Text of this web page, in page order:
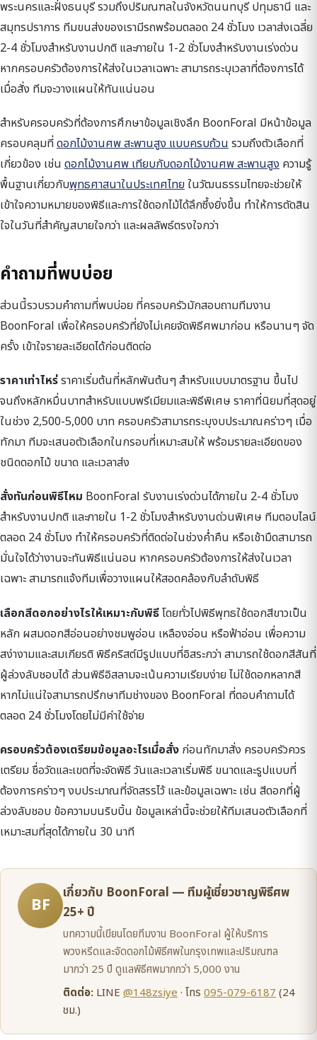
พระนครและฝั่งธนบุรี รวมถึงปริมณฑลในจังหวัดนนทบุรี ปทุมธานี และ
สมุทรปราการ ทีมขนส่งของเรามีรถพร้อมตลอด 24 ชั่วโมง เวลาส่งเฉลี่ย
2-4 ชั่วโมงสำหรับงานปกติ และภายใน 1-2 ชั่วโมงสำหรับงานเร่งด่วน
หากครอบครัวต้องการให้ส่งในเวลาเฉพาะ สามารถระบุเวลาที่ต้องการได้
เมื่อสั่ง ทีมจะวางแผนให้ทันแน่นอน
สำหรับครอบครัวที่ต้องการศึกษาข้อมูลเชิงลึก BoonForal มีหน้าข้อมูล
ครอบคลุมที่ดอกไม้งานศพ สะพานสูง แบบครบถ้วนรวมถึงตัวเลือกที่
เกี่ยวข้อง เช่น ดอกไม้งานศพ เทียบกับดอกไม้งานศพ สะพานสูง ความรู้
พื้นฐานเกี่ยวกับพุทธศาสนาในประเทศไทยในวัฒนธรรมไทยจะช่วยให้
เข้าใจความหมายของพิธีและการใช้ดอกไม้ได้ลึกซึ้งยิ่งขึ้น ทำให้การตัดสิน
ใจในวันที่สำคัญสบายใจกว่า และผลลัพธ์ตรงใจกว่า
คำถามที่พบบ่อย
ส่วนนี้รวบรวมคำถามที่พบบ่อย ที่ครอบครัวมักสอบถามทีมงาน
BoonForal เพื่อให้ครอบครัวที่ยังไม่เคยจัดพิธีศพมาก่อน หรือนานๆ จัด
ครั้ง เข้าใจรายละเอียดได้ก่อนติดต่อ
ราคาเท่าไหร่ราคาเริ่มต้นที่หลักพันต้นๆ สำหรับแบบมาตรฐาน ขึ้นไป
จนถึงหลักหมื่นบาทสำหรับแบบพรีเมียมและพิธีพิเศษ ราคาที่นิยมที่สุดอยู่
ในช่วง 2,500-5,000 บาท ครอบครัวสามารถระบุงบประมาณคร่าวๆ เมื่อ
ทักมา ทีมจะเสนอตัวเลือกในกรอบที่เหมาะสมให้ พร้อมรายละเอียดของ
ชนิดดอกไม้ ขนาด และเวลาส่ง
สั่งทันก่อนพิธีไหม BoonForal รับงานเร่งด่วนได้ภายใน 2-4 ชั่วโมง
สำหรับงานปกติ และภายใน 1-2 ชั่วโมงสำหรับงานด่วนพิเศษ ทีมตอบไลน์
ตลอด 24 ชั่วโมง ทำให้ครอบครัวที่ติดต่อในช่วงค่ำคืน หรือเช้ามืดสามารถ
มั่นใจได้ว่างานจะทันพิธีแน่นอน หากครอบครัวต้องการให้ส่งในเวลา
เฉพาะ สามารถแจ้งทีมเพื่อวางแผนให้สอดคล้องกับลำดับพิธี
เลือกสีดอกอย่างไรให้เหมาะกับพิธีโดยทั่วไปพิธีพุทธใช้ดอกสีขาวเป็น
หลัก ผสมดอกสีอ่อนอย่างชมพูอ่อน เหลืองอ่อน หรือฟ้าอ่อน เพื่อความ
สง่างามและสมเกียรติ พิธีคริสต์มีรูปแบบที่อิสระกว่า สามารถใช้ดอกสีสันที่
ผู้ล่วงลับชอบได้ ส่วนพิธีอิสลามจะเน้นความเรียบง่าย ไม่ใช้ดอกหลากสี
หากไม่แน่ใจสามารถปรึกษาทีมช่างของ BoonForal ที่ตอบคำถามได้
ตลอด 24 ชั่วโมงโดยไม่มีค่าใช้จ่าย
ครอบครัวต้องเตรียมข้อมูลอะไรเมื่อสั่ง ก่อนทักมาสั่ง ครอบครัวควร
เตรียม ชื่อวัดและเขตที่จะจัดพิธี วันและเวลาเริ่มพิธี ขนาดและรูปแบบที่
ต้องการคร่าวๆ งบประมาณที่จัดสรรไว้ และข้อมูลเฉพาะ เช่น สีดอกที่ผู้
ล่วงลับชอบ ข้อความบนริบบิ้น ข้อมูลเหล่านี้จะช่วยให้ทีมเสนอตัวเลือกที่
เหมาะสมที่สุดได้ภายใน 30 นาที
BF
เกี่ยวกับ BoonForal — ทีมผู้เชี่ยวชาญพิธีศพ
25+ ปี
บทความนี้เขียนโดยทีมงาน BoonForal ผู้ให้บริการ
พวงหรีดและจัดดอกไม้พิธีศพในกรุงเทพและปริมณฑล
มากว่า 25 ปี ดูแลพิธีศพมากกว่า 5,000 งาน
ติดต่อ: LINE @148zsiye· โทร 095-079-6187(24
ชม.)